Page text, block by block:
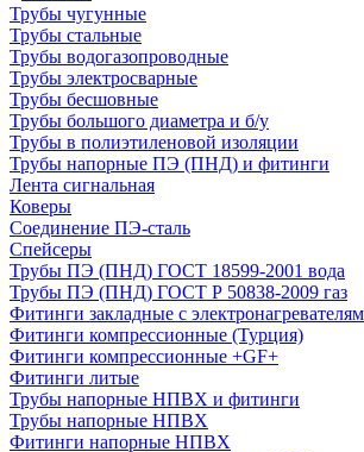
Трубы чугунные
Трубы стальные
Трубы водогазопроводные
Трубы электросварные
Трубы бесшовные
Трубы большого диаметра и б/у
Трубы в полиэтиленовой изоляции
Трубы напорные ПЭ (ПНД) и фитинги
Лента сигнальная
Коверы
Соединение ПЭ-сталь
Спейсеры
Трубы ПЭ (ПНД) ГОСТ 18599-2001 вода
Трубы ПЭ (ПНД) ГОСТ Р 50838-2009 газ
Фитинги закладные с
Фитинги компрессионные (Турция)
Фитинги компрессионные +GF+
Фитинги литые
Трубы напорные НПВХ и фитинги
Трубы напорные НПВХ
Фитинги напорные НПВХ